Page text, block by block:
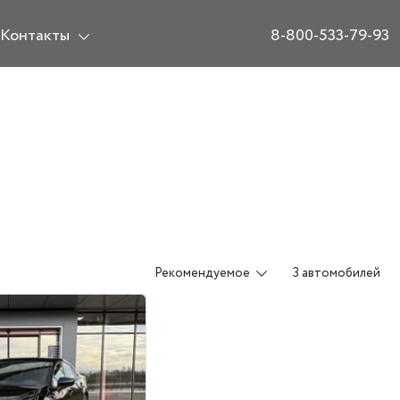
Контакты 8-800-533-79-93
Рекомендуемое 3 автомобилей